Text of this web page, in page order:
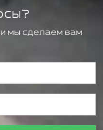
мы сделаем вам